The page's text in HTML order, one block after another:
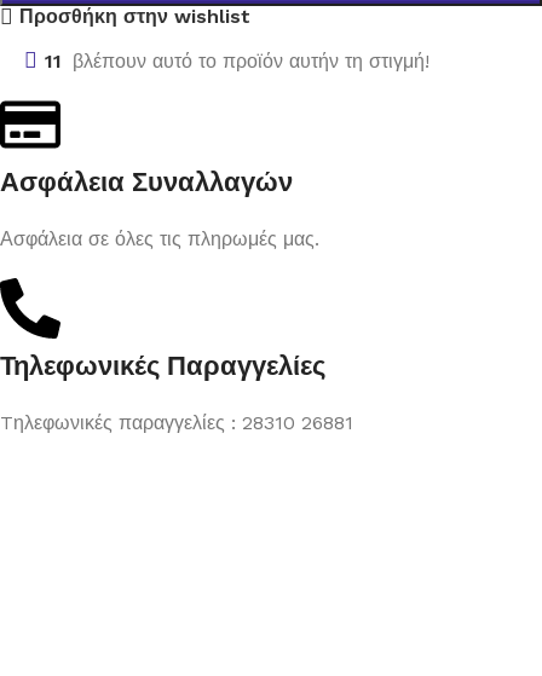
Προσθήκη στην wishlist
11 βλέπουν αυτό το προϊόν αυτήν τη στιγμή!
Ασφάλεια Συναλλαγών
Ασφάλεια σε όλες τις πληρωμές μας.
Τηλεφωνικές Παραγγελίες
Tηλεφωνικές παραγγελίες : 28310 26881